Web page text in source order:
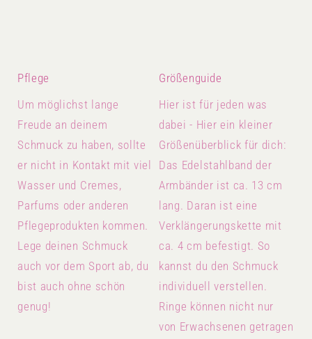
Pflege
Um möglichst lange
Freude an deinem
Schmuck zu haben, sollte
er nicht in Kontakt mit viel
Wasser und Cremes,
Parfums oder anderen
Pflegeprodukten kommen.
Lege deinen Schmuck
auch vor dem Sport ab, du
bist auch ohne schön
genug!
Größenguide
Hier ist für jeden was
dabei - Hier ein kleiner
Größenüberblick für dich:
Das Edelstahlband der
Armbänder ist ca. 13 cm
lang. Daran ist eine
Verklängerungskette mit
ca. 4 cm befestigt. So
kannst du den Schmuck
individuell verstellen.
Ringe können nicht nur
von Erwachsenen getragen